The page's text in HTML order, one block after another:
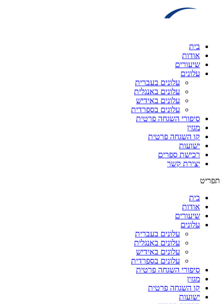
בית
אודות
שיעורים
עלונים
עלונים בעברית
עלונים באנגלית
עלונים באידיש
עלונים בספרדית
סיפורי השגחה פרטית
מגזין
קו השגחה פרטית
ישועות
רכישת ספרים
יצירת קשר
תפריט
בית
אודות
שיעורים
עלונים
עלונים בעברית
עלונים באנגלית
עלונים באידיש
עלונים בספרדית
סיפורי השגחה פרטית
מגזין
קו השגחה פרטית
ישועות